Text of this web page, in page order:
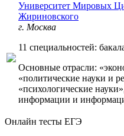
Университет Мировых
Жириновского
г. Москва
11 специальностей:
Основные отрасли:
«политические науки и
«психологические
информации и
Онлайн тесты ЕГЭ